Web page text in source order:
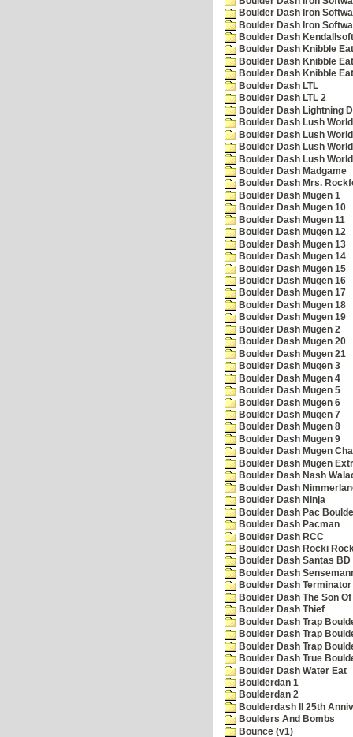
Boulder Dash Iron
Boulder Dash Iron
Boulder Dash
Boulder Dash Knibble
Boulder Dash Knibble
Boulder Dash Knibble
Boulder Dash LTL
Boulder Dash LTL 2
Boulder Dash Lightning
Boulder Dash Lush
Boulder Dash Lush
Boulder Dash Lush
Boulder Dash Lush
Boulder Dash Madgame
Boulder Dash Mrs.
Boulder Dash Mugen 1
Boulder Dash Mugen 10
Boulder Dash Mugen 11
Boulder Dash Mugen 12
Boulder Dash Mugen 13
Boulder Dash Mugen 14
Boulder Dash Mugen 15
Boulder Dash Mugen 16
Boulder Dash Mugen 17
Boulder Dash Mugen 18
Boulder Dash Mugen 19
Boulder Dash Mugen 2
Boulder Dash Mugen 20
Boulder Dash Mugen 21
Boulder Dash Mugen 3
Boulder Dash Mugen 4
Boulder Dash Mugen 5
Boulder Dash Mugen 6
Boulder Dash Mugen 7
Boulder Dash Mugen 8
Boulder Dash Mugen 9
Boulder Dash Mugen
Boulder Dash Mugen
Boulder Dash Nash
Boulder Dash
Boulder Dash Ninja
Boulder Dash Pac
Boulder Dash Pacman
Boulder Dash RCC
Boulder Dash Rocki
Boulder Dash Santas
Boulder Dash
Boulder Dash
Boulder Dash The Son
Boulder Dash Thief
Boulder Dash Trap
Boulder Dash Trap
Boulder Dash Trap
Boulder Dash True
Boulder Dash Water Eat
Boulderdan 1
Boulderdan 2
Boulderdash II 25th
Boulders And Bombs
Bounce (v1)